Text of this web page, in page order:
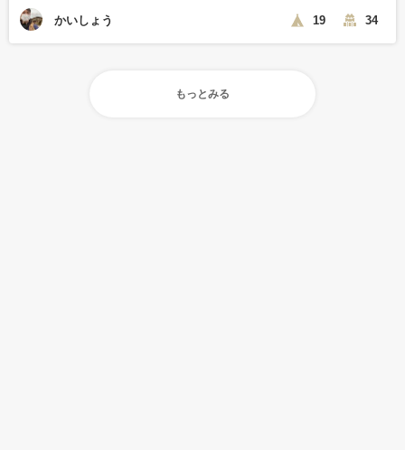
かいしょう 19 34
もっとみる